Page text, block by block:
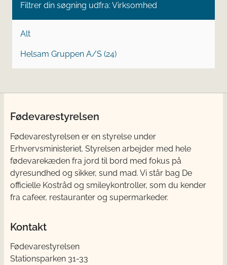
Filtrer din søgning udfra: Virksomhed
Alt
Helsam Gruppen A/S (24)
Fødevarestyrelsen
Fødevarestyrelsen er en styrelse under
Erhvervsministeriet. Styrelsen arbejder med hele
fødevarekæden fra jord til bord med fokus på
dyresundhed og sikker, sund mad. Vi står bag De
officielle Kostråd og smileykontroller, som du kender
fra cafeer, restauranter og supermarkeder.
Kontakt
Fødevarestyrelsen
Stationsparken 31-33